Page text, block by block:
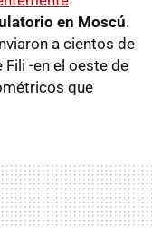
en Moscú.
a cientos de
-en el oeste de
que